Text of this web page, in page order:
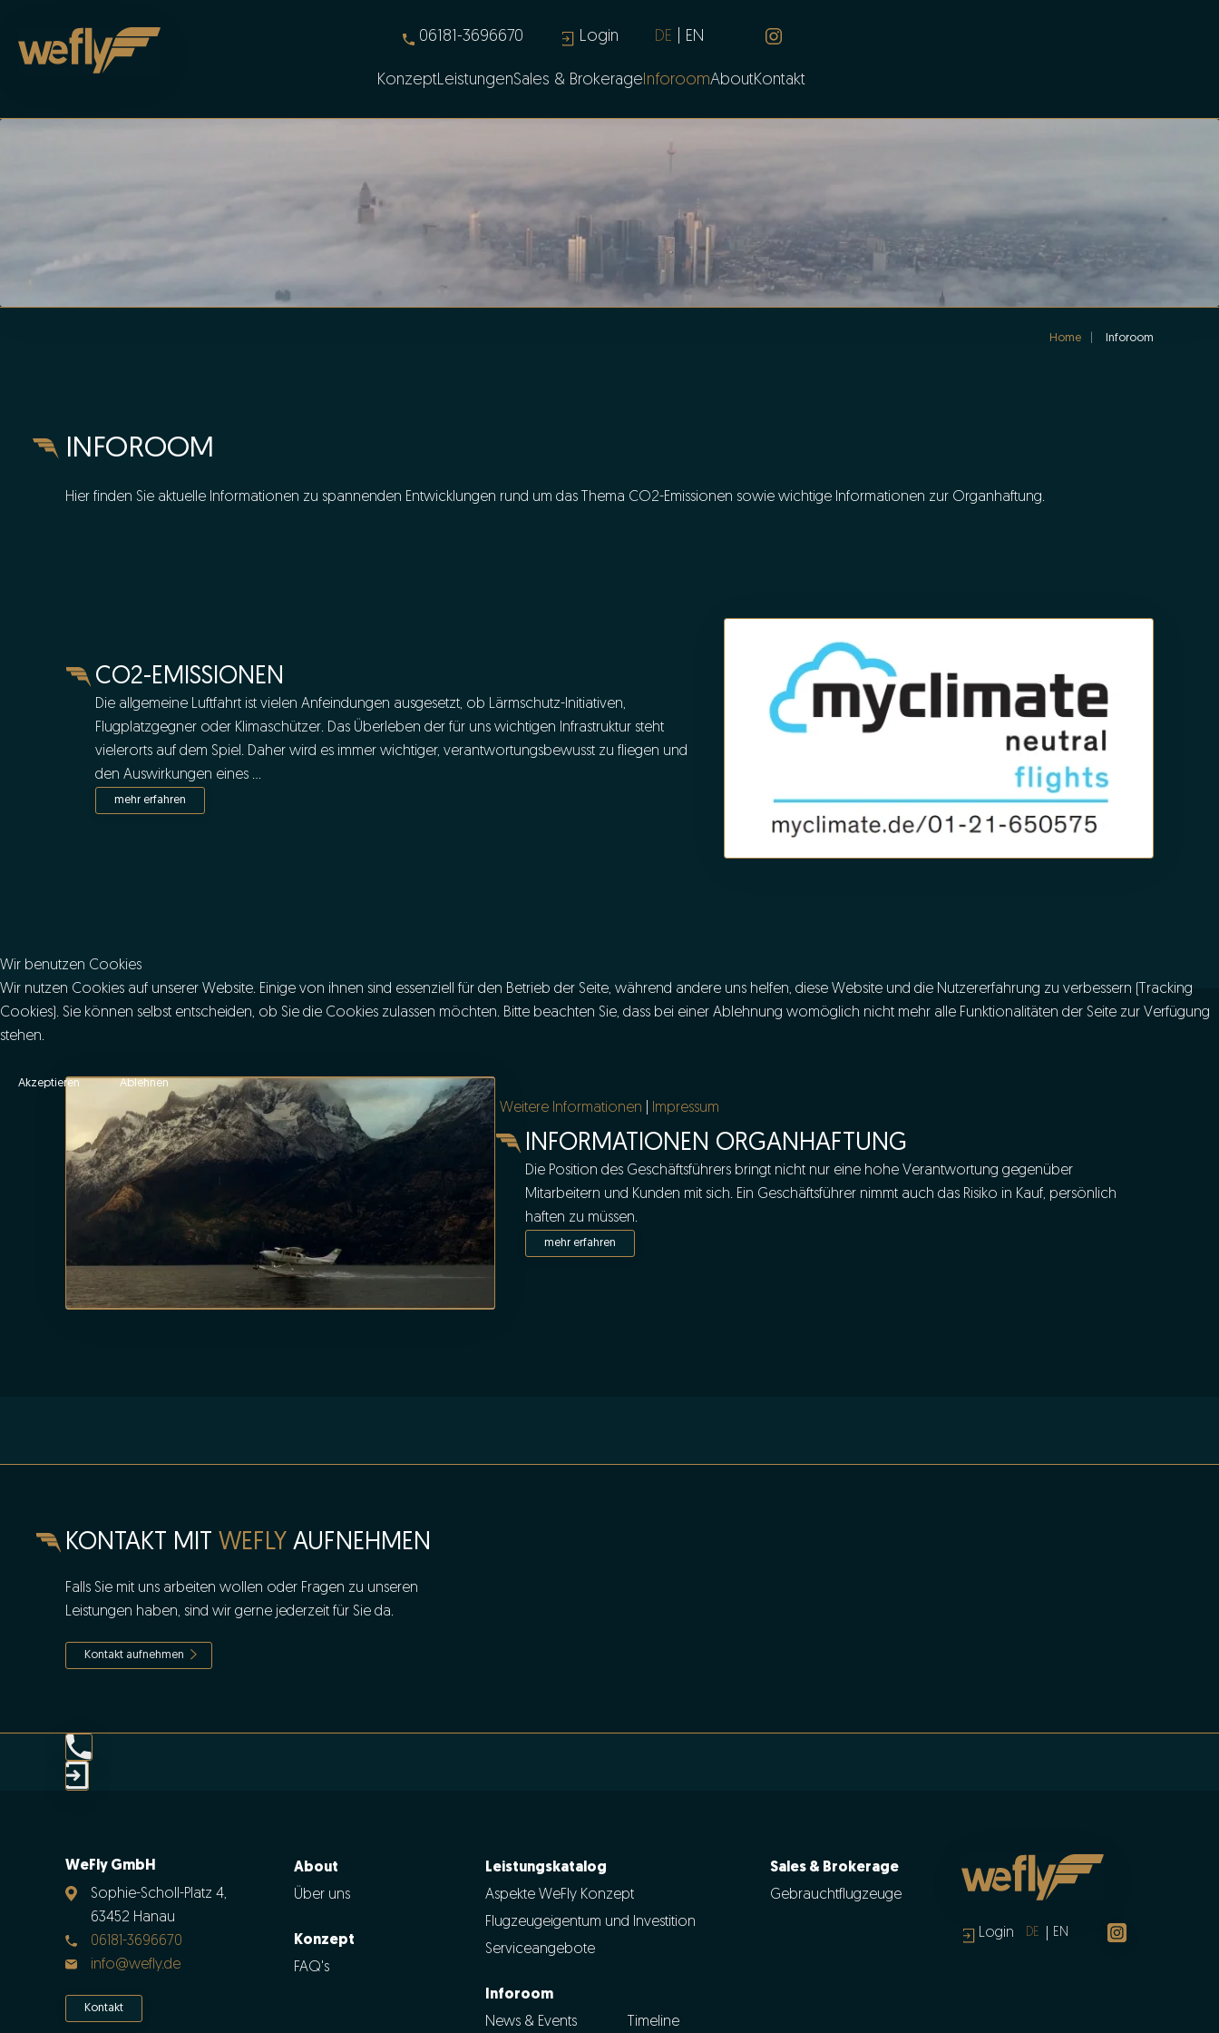
Skip to main content
KonzeptLeistungenSales & BrokerageInforoomAboutKontakt
06181-3696670 Login DE EN
Home Inforoom
INFOROOM
Hier finden Sie aktuelle Informationen zu spannenden Entwicklungen rund um das Thema CO2-Emissionen sowie wichtige Informationen zur Organhaftung.
CO2-EMISSIONEN
Die allgemeine Luftfahrt ist vielen Anfeindungen ausgesetzt, ob Lärmschutz-Initiativen,
Flugplatzgegner oder Klimaschützer. Das Überleben der für uns wichtigen Infrastruktur steht
vielerorts auf dem Spiel. Daher wird es immer wichtiger, verantwortungsbewusst zu fliegen und
den Auswirkungen eines ...
mehr erfahren
INFORMATIONEN ORGANHAFTUNG
Die Position des Geschäftsführers bringt nicht nur eine hohe Verantwortung gegenüber
Mitarbeitern und Kunden mit sich. Ein Geschäftsführer nimmt auch das Risiko in Kauf, persönlich
haften zu müssen.
mehr erfahren
KONTAKT MIT WEFLY AUFNEHMEN
Falls Sie mit uns arbeiten wollen oder Fragen zu unseren
Leistungen haben, sind wir gerne jederzeit für Sie da.
Kontakt aufnehmen
WeFly GmbH
Sophie-Scholl-Platz 4,
63452 Hanau
06181-3696670
info@wefly.de
Kontakt
About
Über uns
Konzept
FAQ's
Leistungskatalog
Aspekte WeFly Konzept
Flugzeugeigentum und Investition
Serviceangebote
Inforoom
News & Events
Timeline
Sales & Brokerage
Gebrauchtflugzeuge
Login DE EN
Wir benutzen Cookies
Wir nutzen Cookies auf unserer Website. Einige von ihnen sind essenziell für den Betrieb der Seite, während andere uns helfen, diese Website und die Nutzererfahrung zu verbessern (Tracking
Cookies). Sie können selbst entscheiden, ob Sie die Cookies zulassen möchten. Bitte beachten Sie, dass bei einer Ablehnung womöglich nicht mehr alle Funktionalitäten der Seite zur Verfügung
stehen.
Akzeptieren Ablehnen
Weitere Informationen Impressum